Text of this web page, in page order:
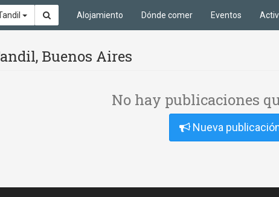
Alojamiento Dónde comer Eventos
Buenos Aires
No hay publicaciones
Nueva